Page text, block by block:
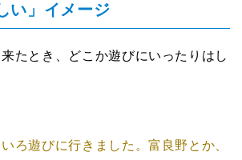
い」イメージ
たとき、どこか遊びにいったりはし
ろ遊びに行きました。富良野とか、